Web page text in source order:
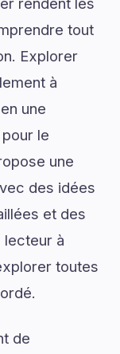
tout
Explorer
à
une
le
une
des idées
et des
lecteur à
toutes
de